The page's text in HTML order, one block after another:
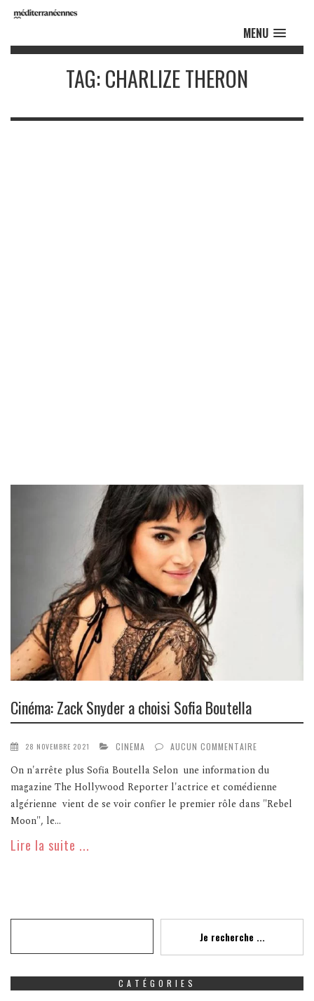
MENU
TAG: CHARLIZE THERON
Cinéma: Zack Snyder a choisi Sofia Boutella
28 NOVEMBRE 2021 CINEMA AUCUN COMMENTAIRE
On n'arrête plus Sofia Boutella Selon une information du
magazine The Hollywood Reporter l'actrice et comédienne
algérienne vient de se voir confier le premier rôle dans "Rebel
Moon", le...
Lire la suite ...
Je recherche ...
CATÉGORIES